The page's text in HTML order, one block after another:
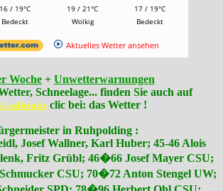
Woche+ Unwetterwarnungen
Schneelage... finden Sie auch auf
clic bei: das Wetter !
in Ruhpolding :
Josef Wallner, Karl Huber; 45-46 Alois
Fritz Grübl; 46�66 Josef Mayer CSU;
CSU; 70�72 Anton Stengel UW;